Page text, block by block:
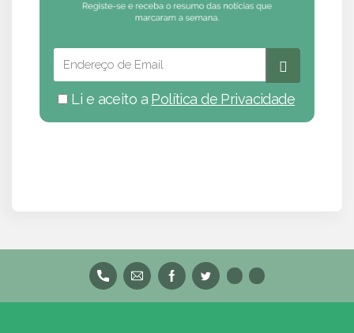
Li e aceito a Política de Privacidade